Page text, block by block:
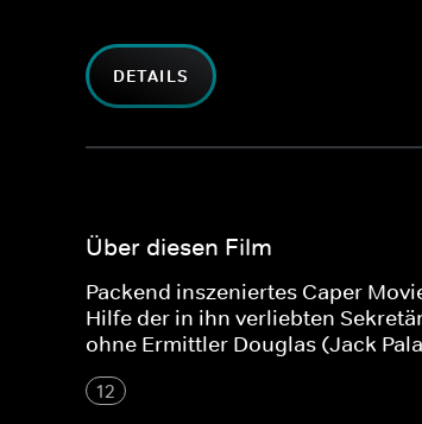
DETAILS
Über diesen Film
Packend inszeniertes Caper
Hilfe der in ihn verliebten
ohne Ermittler Douglas (Jack
12